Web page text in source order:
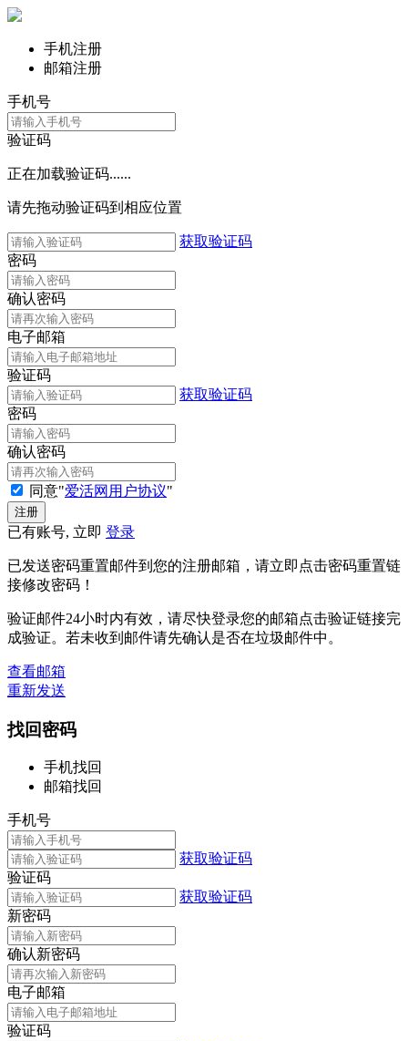
手机注册
邮箱注册
手机号
验证码
正在加载验证码......
请先拖动验证码到相应位置
获取验证码
密码
确认密码
电子邮箱
验证码
获取验证码
密码
确认密码
同意"爱活网用户协议"
已有账号, 立即 登录
已发送密码重置邮件到您的注册邮箱，请立即点击密码重置链
接修改密码！
验证邮件24小时内有效，请尽快登录您的邮箱点击验证链接完
成验证。若未收到邮件请先确认是否在垃圾邮件中。
查看邮箱
重新发送
找回密码
手机找回
邮箱找回
手机号
获取验证码
验证码
获取验证码
新密码
确认新密码
电子邮箱
验证码